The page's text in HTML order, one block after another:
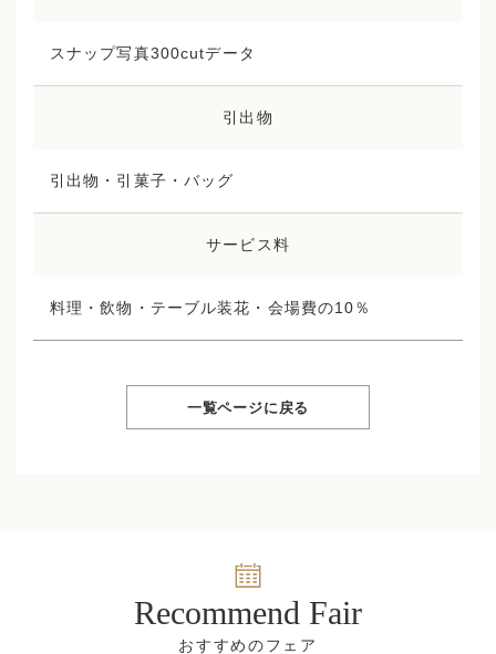
スナップ写真300cutデータ
引出物
引出物・引菓子・バッグ
サービス料
料理・飲物・テーブル装花・会場費の10％
一覧ページに戻る
Recommend Fair